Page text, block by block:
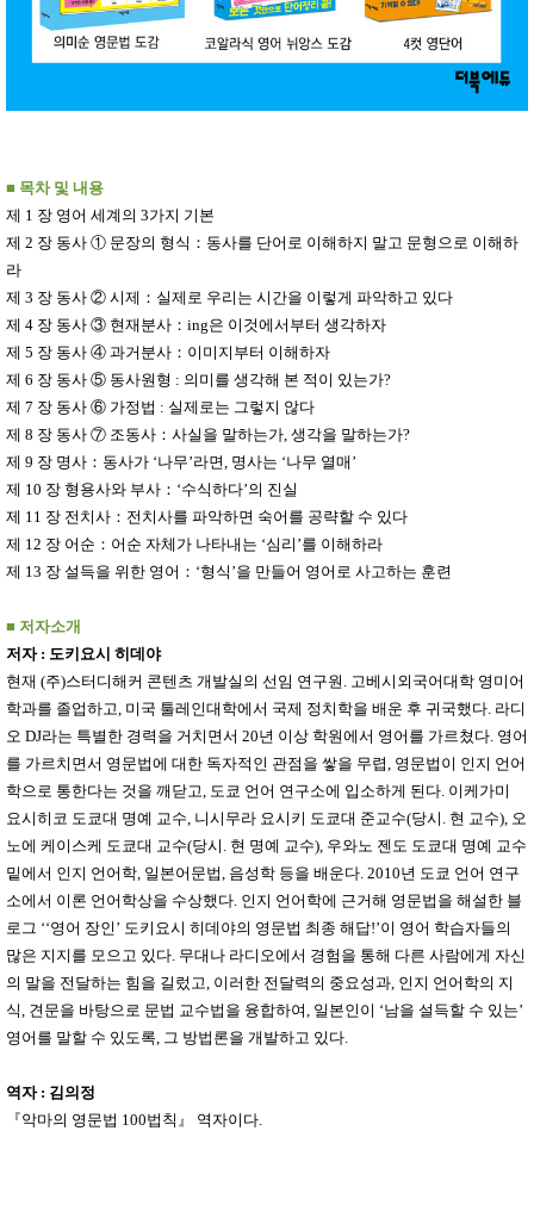
■ 목차 및 내용
제 1 장 영어 세계의 3가지 기본
제 2 장 동사 ① 문장의 형식 ： 동사를 단어로 이해하지 말고 문형으로 이해하
라
제 3 장 동사 ② 시제 ： 실제로 우리는 시간을 이렇게 파악하고 있다
제 4 장 동사 ③ 현재분사 ： ing은 이것에서부터 생각하자
제 5 장 동사 ④ 과거분사 ： 이미지부터 이해하자
제 6 장 동사 ⑤ 동사원형 : 의미를 생각해 본 적이 있는가?
제 7 장 동사 ⑥ 가정법 : 실제로는 그렇지 않다
제 8 장 동사 ⑦ 조동사 ： 사실을 말하는가, 생각을 말하는가?
제 9 장 명사 ： 동사가 ‘나무’라면, 명사는 ‘나무 열매 ’
제 10 장 형용사와 부사 ： ‘수식하다’의 진실
제 11 장 전치사 ： 전치사를 파악하면 숙어를 공략할 수 있다
제 12 장 어순 ： 어순 자체가 나타내는 ‘심리 ’를 이해하라
제 13 장 설득을 위한 영어 ： ‘형식 ’을 만들어 영어로 사고하는 훈련
■ 저자소개
저자 : 도키요시 히데야
현재 (주)스터디해커 콘텐츠 개발실의 선임 연구원 . 고베시외국어대학 영미어
학과를 졸업하고, 미국 툴레인대학에서 국제 정치학을 배운 후 귀국했다. 라디
오 DJ라는 특별한 경력을 거치면서 20년 이상 학원에서 영어를 가르쳤다. 영어
를 가르치면서 영문법에 대한 독자적인 관점을 쌓을 무렵, 영문법이 인지 언어
학으로 통한다는 것을 깨닫고, 도쿄 언어 연구소에 입소하게 된다. 이케가미
요시히코 도쿄대 명예 교수, 니시무라 요시키 도쿄대 준교수(당시 . 현 교수), 오
노에 케이스케 도쿄대 교수(당시 . 현 명예 교수), 우와노 젠도 도쿄대 명예 교수
밑에서 인지 언어학, 일본어문법, 음성학 등을 배운다. 2010년 도쿄 언어 연구
소에서 이론 언어학상을 수상했다. 인지 언어학에 근거해 영문법을 해설한 블
로그 ‘‘영어 장인 ’ 도키요시 히데야의 영문법 최종 해답!’이 영어 학습자들의
많은 지지를 모으고 있다. 무대나 라디오에서 경험을 통해 다른 사람에게 자신
의 말을 전달하는 힘을 길렀고, 이러한 전달력의 중요성과, 인지 언어학의 지
식, 견문을 바탕으로 문법 교수법을 융합하여, 일본인이 ‘남을 설득할 수 있는’
영어를 말할 수 있도록, 그 방법론을 개발하고 있다.
역자 : 김의정
『악마의 영문법 100법칙 』 역자이다.